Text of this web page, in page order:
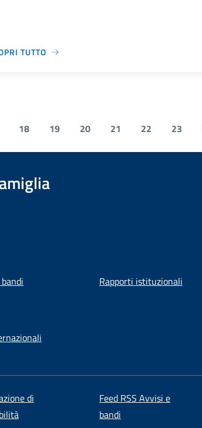
TUTTO
18 19 20 21 22 23
Rapporti istituzionali
di
Feed RSS Avvisi e
bandi